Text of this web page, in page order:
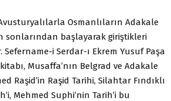
Osmanlıların Adakale
sonlarından başlayarak giriştikleri
i Serdar-ı Ekrem Yusuf Paşa
Musaffa’nın Belgrad ve Adakale
Raşid’in Raşid Tarihi, Silahtar Fındıklı
Mehmed Suphi’nin Tarih’i bu